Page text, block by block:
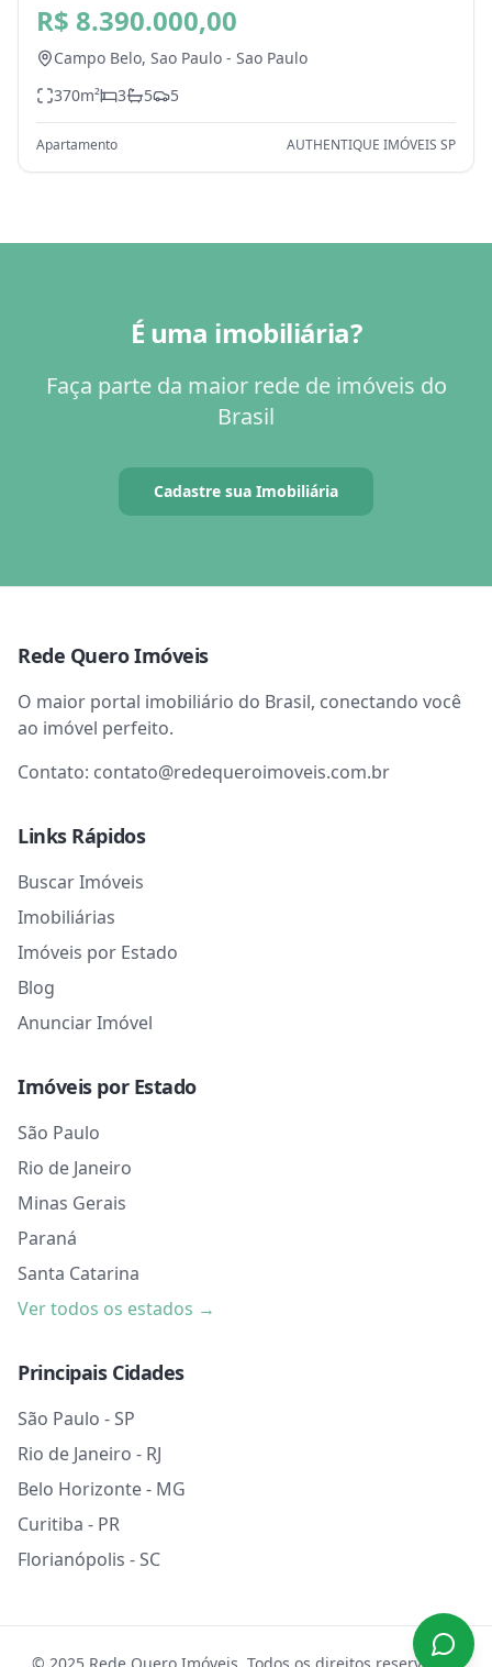
Sao Paulo - SP
R$ 8.390.000,00
Campo Belo, Sao Paulo - Sao Paulo
370m² 3 5 5
Apartamento AUTHENTIQUE IMÓVEIS SP
É uma imobiliária?
Faça parte da maior rede de imóveis do
Brasil
Cadastre sua Imobiliária
Rede Quero Imóveis
O maior portal imobiliário do Brasil, conectando você
ao imóvel perfeito.
Contato: contato@redequeroimoveis.com.br
Links Rápidos
Buscar Imóveis
Imobiliárias
Imóveis por Estado
Blog
Anunciar Imóvel
Imóveis por Estado
São Paulo
Rio de Janeiro
Minas Gerais
Paraná
Santa Catarina
Ver todos os estados →
Principais Cidades
São Paulo - SP
Rio de Janeiro - RJ
Belo Horizonte - MG
Curitiba - PR
Florianópolis - SC